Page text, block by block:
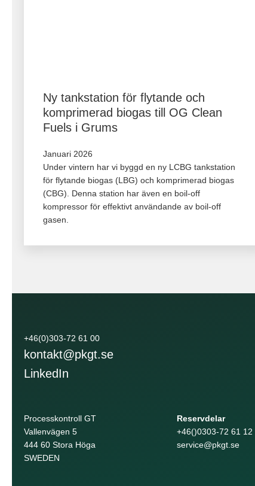
Ny tankstation för flytande och
komprimerad biogas till OG Clean
Fuels i Grums
Januari 2026
Under vintern har vi byggd en ny LCBG tankstation
för flytande biogas (LBG) och komprimerad biogas
(CBG). Denna station har även en boil-off
kompressor för effektivt användande av boil-off
gasen.
+46(0)303-72 61 00
kontakt@pkgt.se
LinkedIn
Processkontroll GT
Vallenvägen 5
444 60 Stora Höga
SWEDEN
Reservdelar
+46()0303-72 61 12
service@pkgt.se